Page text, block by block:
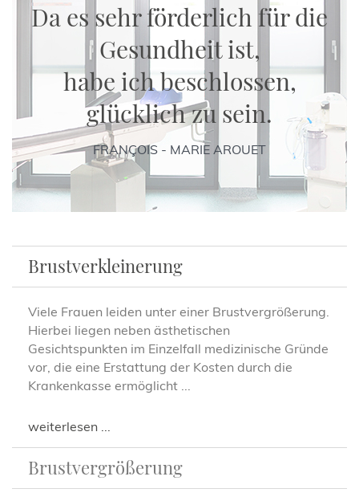
Da es sehr förderlich für die
Gesundheit ist,
habe ich beschlossen,
glücklich zu sein.
FRANÇOIS - MARIE AROUET
Brustverkleinerung
Viele Frauen leiden unter einer Brustvergrößerung.
Hierbei liegen neben ästhetischen
Gesichtspunkten im Einzelfall medizinische Gründe
vor, die eine Erstattung der Kosten durch die
Krankenkasse ermöglicht ...
weiterlesen ...
Brustvergrößerung